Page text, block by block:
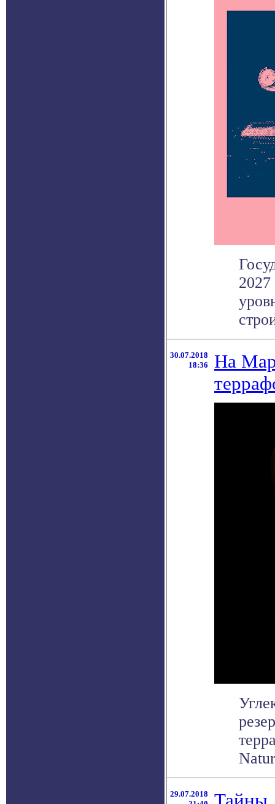
30.07.2018
18:36
На
29.07.2018